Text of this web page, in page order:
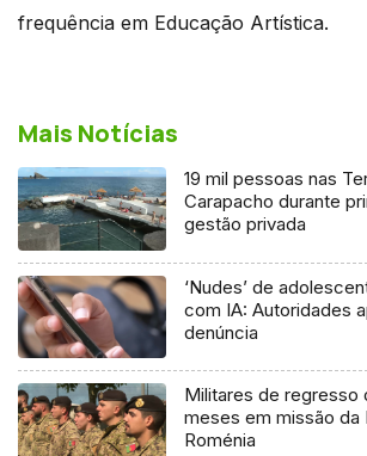
frequência em Educação Artística.
Mais Notícias
19 mil pessoas nas
Carapacho durante
gestão privada
‘Nudes’ de
com IA: Autoridades
denúncia
Militares de regresso
meses em missão da
Roménia